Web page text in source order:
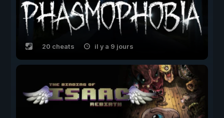
20 cheats il y a 9 jours